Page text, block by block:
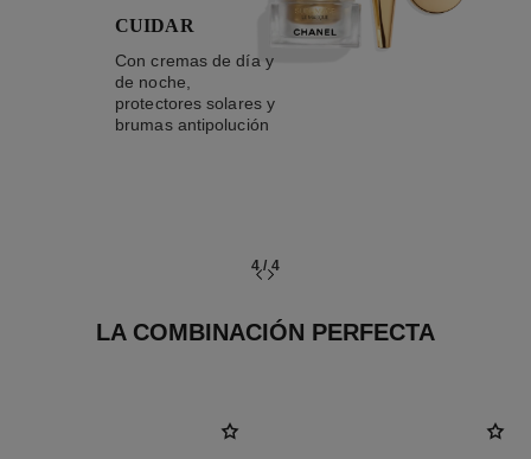
CUIDAR
Con cremas de día y
de noche,
protectores solares y
brumas antipolución
4/4
LA COMBINACIÓN PERFECTA